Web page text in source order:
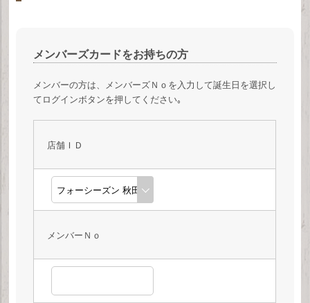
メンバーズカードをお持ちの方
メンバーの方は、メンバーズＮｏを入力して誕生日を選択し
てログインボタンを押してください｡
店舗ＩＤ
メンバーＮｏ